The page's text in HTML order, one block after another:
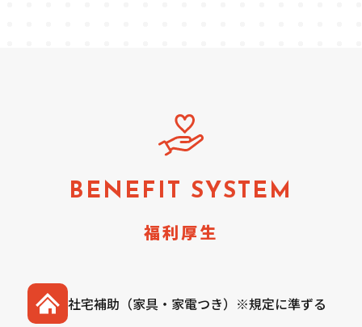
BENEFIT SYSTEM
福利厚生
社宅補助（家具・家電つき）※規定に準ずる